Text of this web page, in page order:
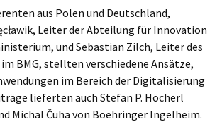
aus Polen und Deutschland,
Leiter der Abteilung für Innovation
und Sebastian Zilch, Leiter des
BMG, stellten verschiedene Ansätze,
im Bereich der Digitalisierung
lieferten auch Stefan P. Höcherl
Michal Čuha von Boehringer Ingelheim.